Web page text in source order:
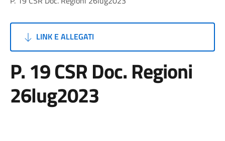
LINK E ALLEGATI
P. 19 CSR Doc. Regioni
26lug2023